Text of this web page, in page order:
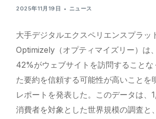
2025年11月19日 ニュース
大手デジタルエクスペリエンスプラッ
Optimizely（オプティマイズリー）は
42%がウェブサイトを訪問することな
た要約を信頼する可能性が高いことを
レポートを発表した。このデータは、
消費者を対象とした世界規模の調査と